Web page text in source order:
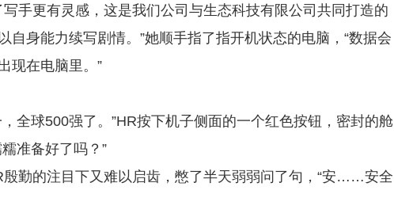
手更有灵感，这是我们公司与生态科技有限公司共同打造的
身能力续写剧情。”她顺手指了指开机状态的电脑，“数据会
现在电脑里。”
全球500强了。”HR按下机子侧面的一个红色按钮，密封的舱
准备好了吗？”
勤的注目下又难以启齿，憋了半天弱弱问了句，“安……安全